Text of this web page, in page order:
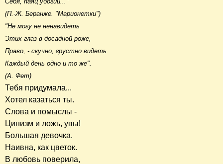
(П.-Ж. Беранже. "Марионетки")
"Не могу не ненавидеть
Этих глаз в досадной роже,
Право, - скучно, грустно видеть
Каждый день одно и то же".
(А. Фет)
Тебя придумала...
Хотел казаться ты.
Слова и помыслы -
Цинизм и ложь, увы!
Большая девочка.
Наивна, как цветок.
В любовь поверила,